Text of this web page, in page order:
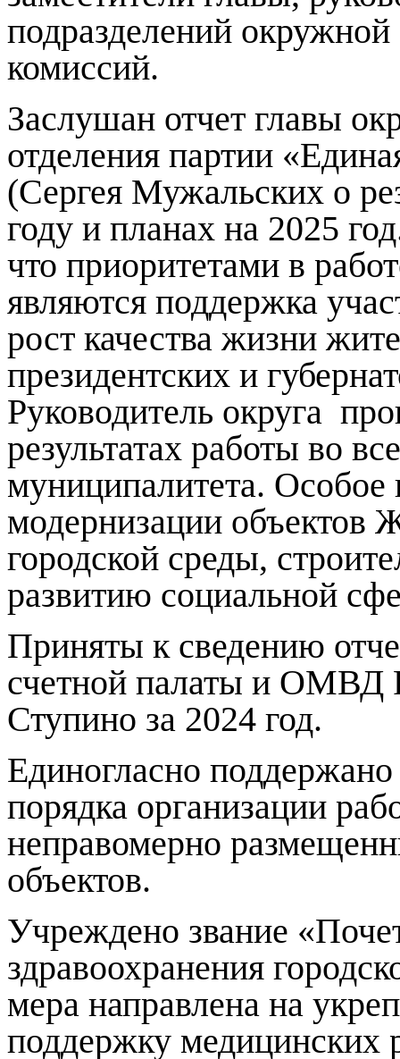
подразделений
комиссий.
Заслушан отчет главы
отделения партии
(Сергея Мужальских о
году и планах на 2025
что приоритетами в
являются поддержка
рост качества жизни
президентских и
Руководитель округа
результатах работы во
муниципалитета.
модернизации
городской среды,
развитию социальной
Приняты к сведению
счетной палаты и ОМВД
Ступино за 2024 год.
Единогласно
порядка организации
неправомерно
объектов.
Учреждено звание
здравоохранения
мера направлена на
поддержку медицинских